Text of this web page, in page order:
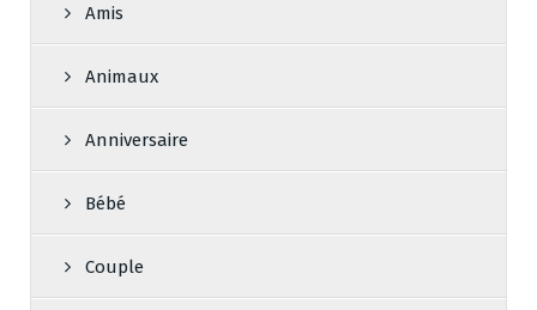
Amis
Animaux
Anniversaire
Bébé
Couple